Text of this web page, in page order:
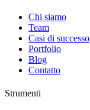
Chi siamo
Team
Casi di successo
Portfolio
Blog
Contatto
Strumenti